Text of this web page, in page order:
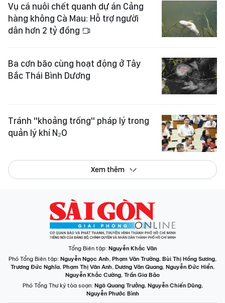
Vụ cá nuôi chết quanh dự án Cảng
hàng không Cà Mau: Hỗ trợ người
dân hơn 2 tỷ đồng
Ba cơn bão cùng hoạt động ở Tây
Bắc Thái Bình Dương
Tránh "khoảng trống" pháp lý trong
quản lý khí N₂O
Xem thêm
Tổng Biên tập: Nguyễn Khắc Văn
Phó Tổng Biên tập: Nguyễn Ngọc Anh, Phạm Văn Trường, Bùi Thị Hồng Sương,
Trương Đức Nghĩa, Phạm Thị Vân Anh, Dương Văn Quang, Nguyễn Đức Hiển,
Nguyễn Khắc Cường, Trần Gia Bảo
Phó Tổng Thư ký tòa soạn: Ngô Quang Trưởng, Nguyễn Chiến Dũng,
Nguyễn Phước Bình